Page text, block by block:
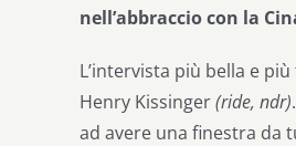
nell’abbraccio con la
L’intervista più bella e
Henry Kissinger(ride, ndr)
ad avere una finestra da